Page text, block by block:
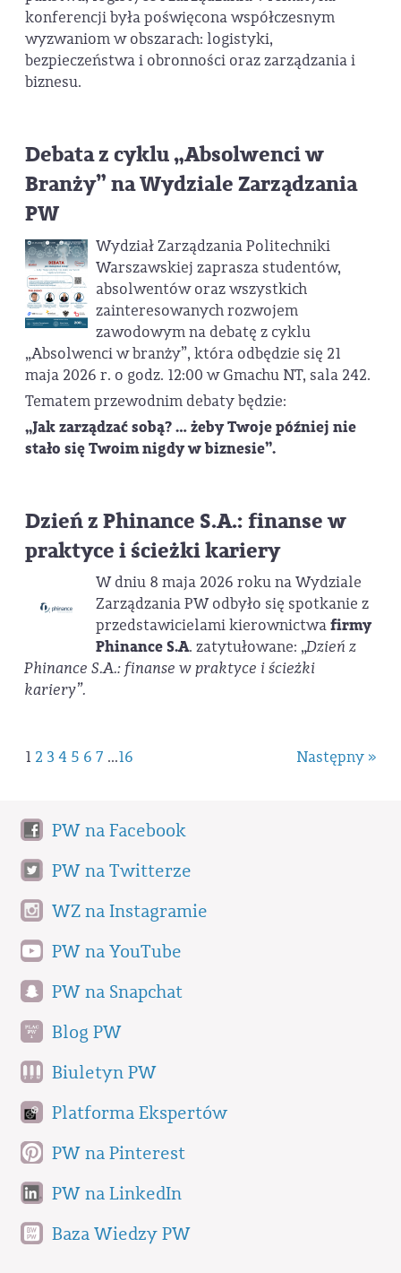
konferencji była poświęcona współczesnym
wyzwaniom w obszarach: logistyki,
bezpieczeństwa i obronności oraz zarządzania i
biznesu.
Debata z cyklu „Absolwenci w
Branży” na Wydziale Zarządzania
PW
Wydział Zarządzania Politechniki
Warszawskiej zaprasza studentów,
absolwentów oraz wszystkich
zainteresowanych rozwojem
zawodowym na debatę z cyklu
„Absolwenci w branży”, która odbędzie się 21
maja 2026 r. o godz. 12:00 w Gmachu NT, sala 242.
Tematem przewodnim debaty będzie:
„Jak zarządzać sobą? … żeby Twoje później nie
stało się Twoim nigdy w biznesie”.
Dzień z Phinance S.A.: finanse w
praktyce i ścieżki kariery
W dniu 8 maja 2026 roku na Wydziale
Zarządzania PW odbyło się spotkanie z
przedstawicielami kierownictwafirmy
Phinance S.A. zatytułowane: „Dzień z
Phinance S.A.: finanse w praktyce i ścieżki
kariery”.
Następny »
1 2 3 4 5 6 7 ...16
PW na Facebook
PW na Twitterze
WZ na Instagramie
PW na YouTube
PW na Snapchat
Blog PW
Biuletyn PW
Platforma Ekspertów
PW na Pinterest
PW na LinkedIn
Baza Wiedzy PW